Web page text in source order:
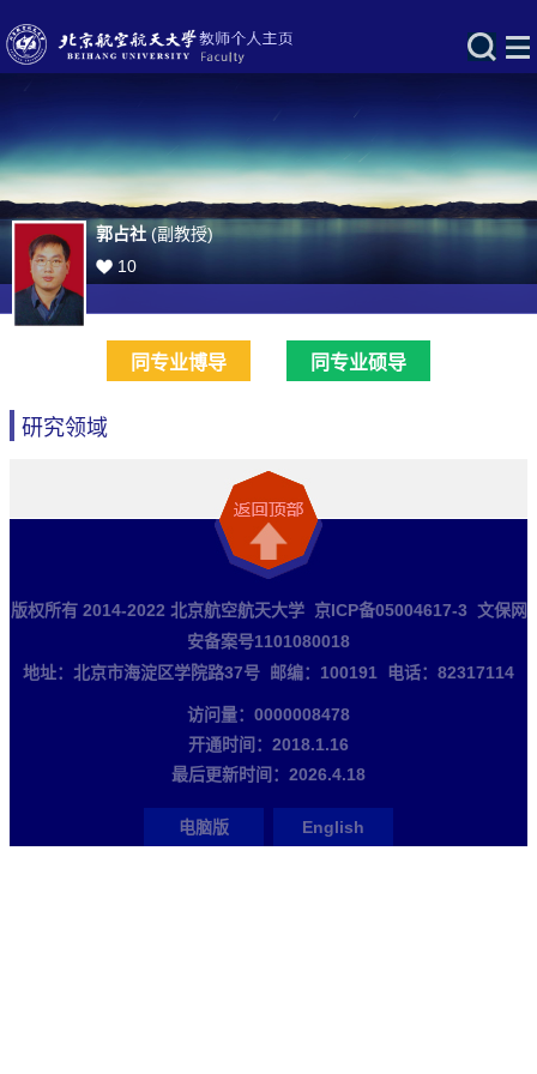
郭占社(副教授)
10
同专业博导 同专业硕导
研究领域
版权所有 2014-2022 北京航空航天大学 京ICP备05004617-3 文保网
安备案号1101080018
地址：北京市海淀区学院路37号 邮编：100191 电话：82317114
访问量： 0000008478
开通时间： 2018.1.16
最后更新时间： 2026.4.18
电脑版 English